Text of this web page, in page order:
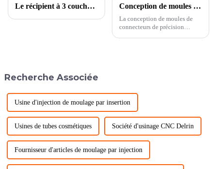
Le récipient à 3 couches de la boîte à poudre de galvanoplastie Symphony peut inclure les pièces suivantes Conception de moules de connecteurs de précision automobile
La conception de moules de
connecteurs de précision
Recherche Associée
Usine d'injection de moulage par insertion
Usines de tubes cosmétiques Société d'usinage CNC Delrin
Fournisseur d'articles de moulage par injection